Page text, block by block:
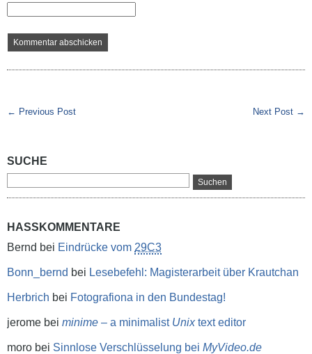
← Previous Post Next Post →
SUCHE
HASSKOMMENTARE
Bernd bei Eindrücke vom 29C3
Bonn_bernd bei Lesebefehl: Magisterarbeit über Krautchan
Herbrich bei Fotografiona in den Bundestag!
jerome bei minime – a minimalist Unixtext editor
moro bei Sinnlose Verschlüsselung bei MyVideo.de